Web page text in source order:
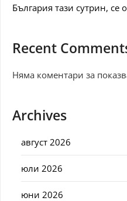
България тази сутрин, се
Recent
Няма коментари за
Archives
август 2026
юли 2026
юни 2026